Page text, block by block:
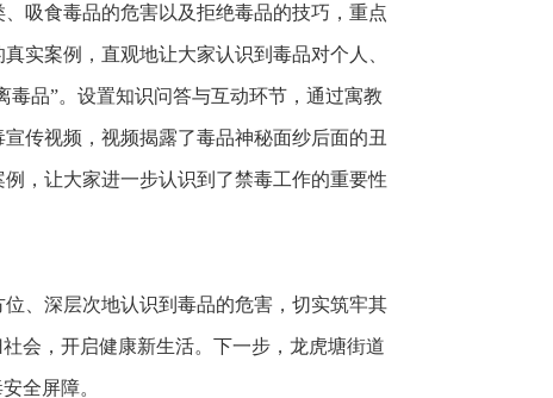
吸食毒品的危害以及拒绝毒品的技巧，重点
实案例，直观地让大家认识到毒品对个人、
品”。设置知识问答与互动环节，通过寓教
传视频，视频揭露了毒品神秘面纱后面的丑
，让大家进一步认识到了禁毒工作的重要性
、深层次地认识到毒品的危害，切实筑牢其
会，开启健康新生活。下一步，龙虎塘街道
全屏障。